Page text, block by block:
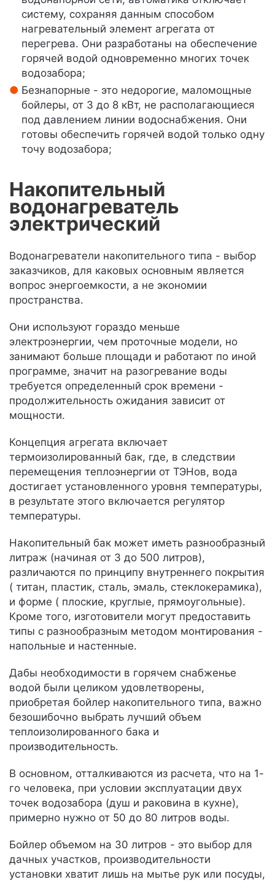
систему, сохраняя данным способом
нагревательный элемент агрегата от
перегрева. Они разработаны на обеспечение
горячей водой одновременно многих точек
водозабора;
Безнапорные - это недорогие, маломощные
бойлеры, от 3 до 8 кВт, не располагающиеся
под давлением линии водоснабжения. Они
готовы обеспечить горячей водой только одну
точу водозабора;
Накопительный
водонагреватель
электрический
Водонагреватели накопительного типа - выбор
заказчиков, для каковых основным является
вопрос энергоемкости, а не экономии
пространства.
Они используют гораздо меньше
электроэнергии, чем проточные модели, но
занимают больше площади и работают по иной
программе, значит на разогревание воды
требуется определенный срок времени -
продолжительность ожидания зависит от
мощности.
Концепция агрегата включает
термоизолированный бак, где, в следствии
перемещения теплоэнергии от ТЭНов, вода
достигает установленного уровня температуры,
в результате этого включается регулятор
температуры.
Накопительный бак может иметь разнообразный
литраж (начиная от 3 до 500 литров),
различаются по принципу внутреннего покрытия
( титан, пластик, сталь, эмаль, стеклокерамика),
и форме ( плоские, круглые, прямоугольные).
Кроме того, изготовители могут предоставить
типы с разнообразным методом монтирования -
напольные и настенные.
Дабы необходимости в горячем снабженье
водой были целиком удовлетворены,
приобретая бойлер накопительного типа, важно
безошибочно выбрать лучший объем
теплоизолированного бака и
производительность.
В основном, отталкиваются из расчета, что на 1-
го человека, при условии эксплуатации двух
точек водозабора (душ и раковина в кухне),
примерно нужно от 50 до 80 литров воды.
Бойлер объемом на 30 литров - это выбор для
дачных участков, производительности
установки хватит лишь на мытье рук или посуды,